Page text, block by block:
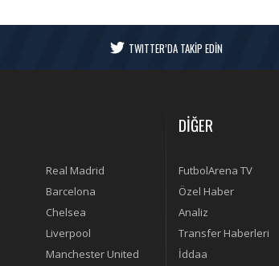
TWITTER’DA TAKİP EDİN
Real Madrid
Barcelona
Chelsea
Liverpool
Manchester United
DİĞER
FutbolArena TV
Özel Haber
Analiz
Transfer Haberleri
İddaa